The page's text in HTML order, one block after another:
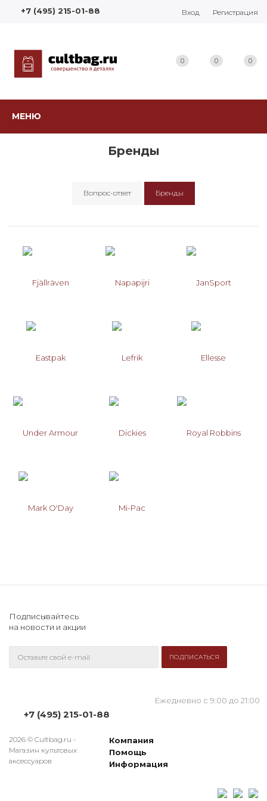
+7 (495) 215-01-88 Вход Регистрация
МЕНЮ
0 0 0
Бренды
Вопрос-ответ Бренды
Подписывайтесь
на новости и акции
Ежедневно с 9:00 до 21:00
+7 (495) 215-01-88
2026 © Cultbag.ru -
Магазин культовых
аксессуаров
Компания
Помощь
Информация